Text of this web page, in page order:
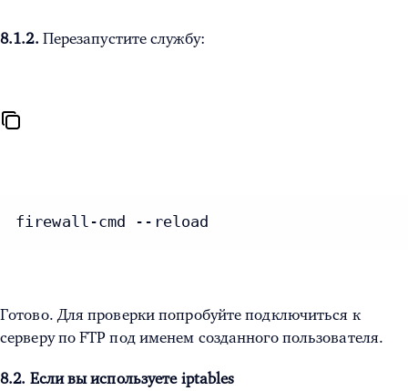
8.1.2. Перезапустите службу:
firewall-cmd --reload
Готово. Для проверки попробуйте подключиться к
серверу по FTP под именем созданного пользователя.
8.2. Если вы используете iptables